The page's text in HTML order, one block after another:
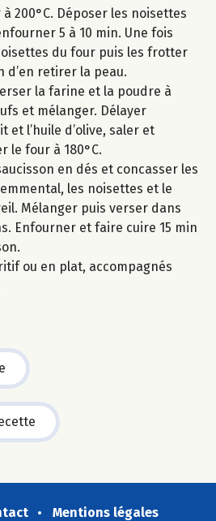
200°C. Déposer les noisettes
5 à 10 min. Une fois
du four puis les frotter
d’en retirer la peau.
la farine et la poudre à
et mélanger. Délayer
et l’huile d’olive, saler et
le four à 180°C.
en dés et concasser les
les noisettes et le
Mélanger puis verser dans
Enfourner et faire cuire 15 min
ou en plat, accompagnés
Mentions légales